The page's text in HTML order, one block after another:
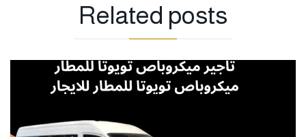
Related posts